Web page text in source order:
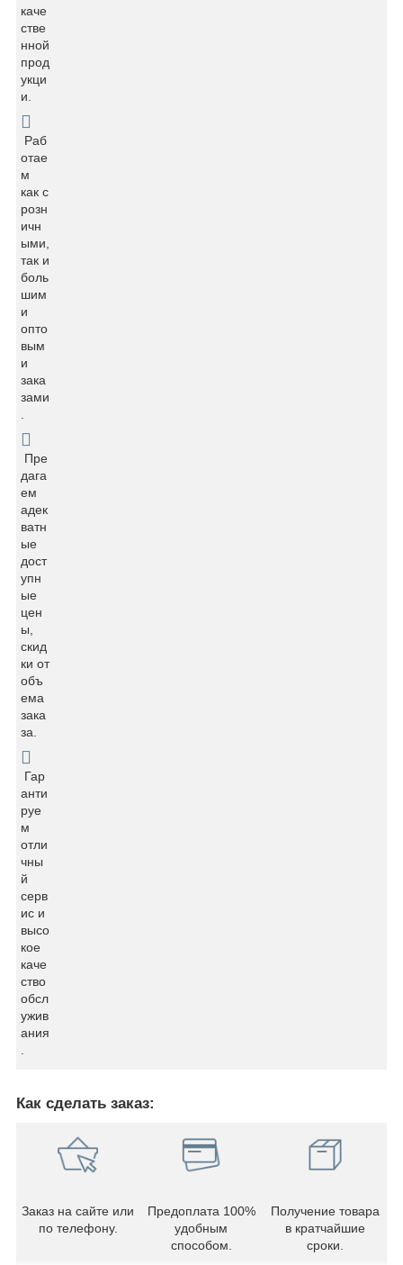
каче
стве
нной
прод
укци
и.
Раб
отае
м
как с
розн
ичн
ыми,
так и
боль
шим
и
опто
вым
и
зака
зами
Пре
дага
ем
адек
ватн
ые
дост
упн
ые
цен
ы,
скид
ки от
объ
ема
зака
за.
Гар
анти
руе
м
отли
чны
й
серв
ис и
высо
кое
каче
ство
обсл
ужив
ания
Как сделать заказ:
Заказ на сайте или
по телефону.
Предоплата 100%
удобным
способом.
Получение товара
в кратчайшие
сроки.